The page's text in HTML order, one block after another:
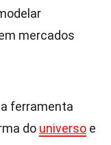
mercados
ferramenta
do universo e